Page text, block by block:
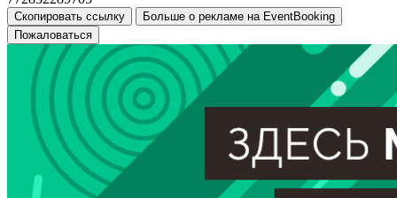
Скопировать ссылку
Больше о рекламе на EventBooking
Пожаловаться